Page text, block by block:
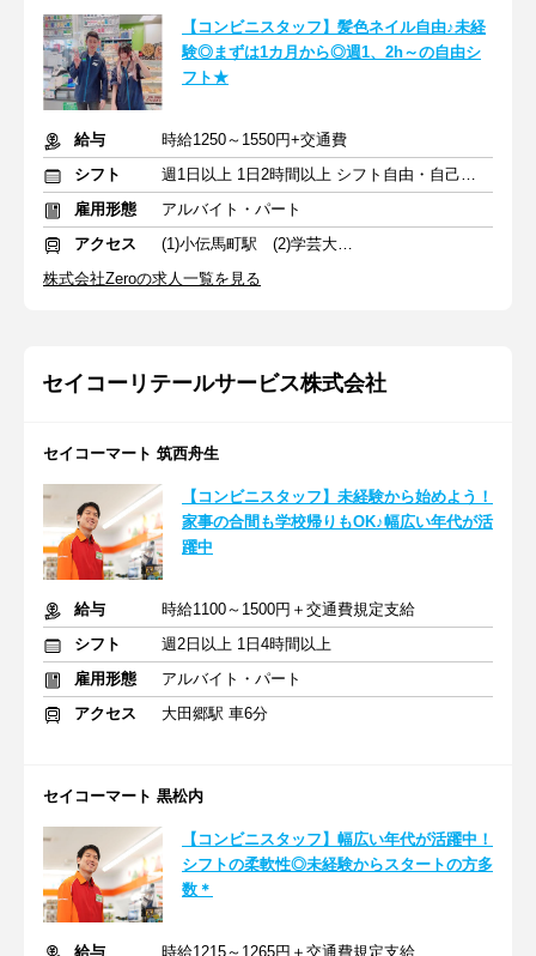
【コンビニスタッフ】髪色ネイル自由♪未経
験◎まずは1カ月から◎週1、2h～の自由シ
フト★
給与
時給1250～1550円+交通費
シフト
週1日以上 1日2時間以上 シフト自由・自己申告
雇用形態
アルバイト・パート
アクセス
(1)小伝馬町駅 (2)学芸大学駅
株式会社Zeroの求人一覧を見る
セイコーリテールサービス株式会社
セイコーマート 筑西舟生
【コンビニスタッフ】未経験から始めよう！
家事の合間も学校帰りもOK♪幅広い年代が活
躍中
給与
時給1100～1500円＋交通費規定支給
シフト
週2日以上 1日4時間以上
雇用形態
アルバイト・パート
アクセス
大田郷駅 車6分
セイコーマート 黒松内
【コンビニスタッフ】幅広い年代が活躍中！
シフトの柔軟性◎未経験からスタートの方多
数＊
給与 時給1215～1265円＋交通費規定支給